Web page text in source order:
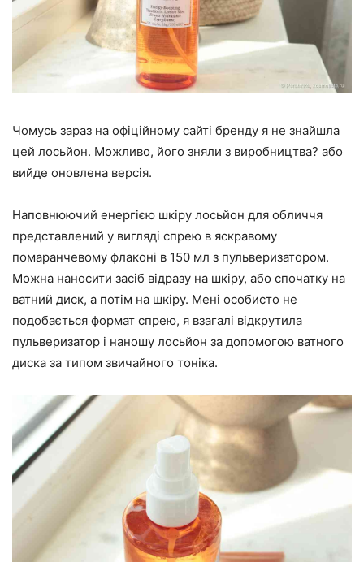
Чомусь зараз на офіційному сайті бренду я не знайшла
цей лосьйон. Можливо, його зняли з виробництва? або
вийде оновлена версія.
Наповнюючий енергією шкіру лосьйон для обличчя
представлений у вигляді спрею в яскравому
помаранчевому флаконі в 150 мл з пульверизатором.
Можна наносити засіб відразу на шкіру, або спочатку на
ватний диск, а потім на шкіру. Мені особисто не
подобається формат спрею, я взагалі відкрутила
пульверизатор і наношу лосьйон за допомогою ватного
диска за типом звичайного тоніка.